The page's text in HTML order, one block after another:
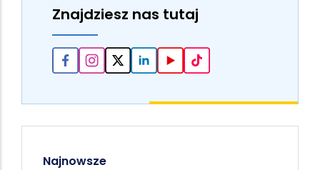
Znajdziesz nas tutaj
Najnowsze